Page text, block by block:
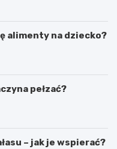
alimenty na dziecko?
pełzać?
– jak je wspierać?